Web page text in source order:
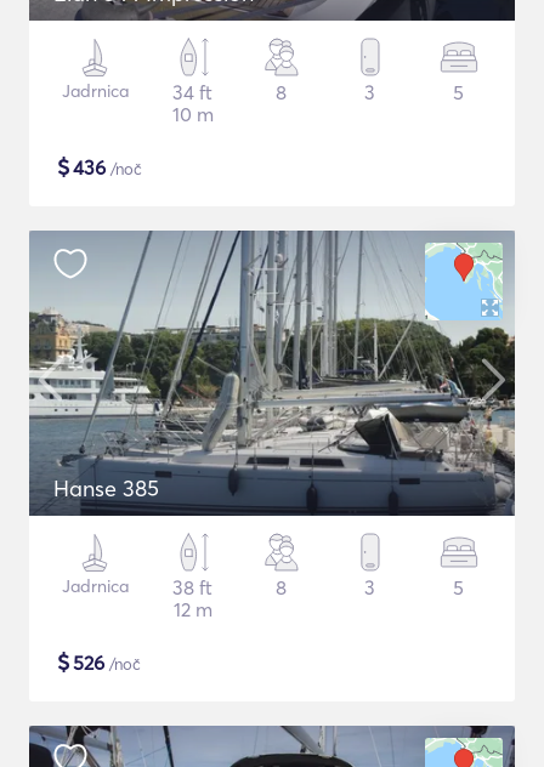
Jadrnica
34 ft
10 m
8 3 5
$436 /noč
Hanse 385
Jadrnica
38 ft
12 m
8 3 5
$526 /noč